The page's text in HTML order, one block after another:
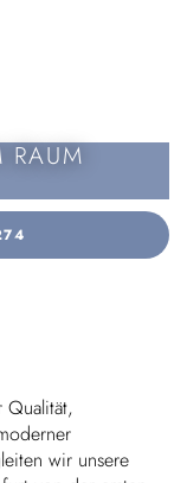
RAUM
Qualität,
wir unsere